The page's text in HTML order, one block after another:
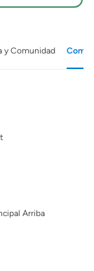
y Comunidad
Arriba